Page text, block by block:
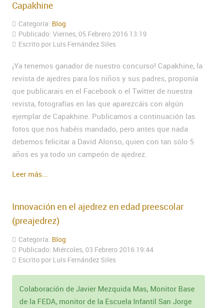
Capakhine
Categoría: Blog
Publicado: Viernes, 05 Febrero 2016 13:19
Escrito por Luís Fernández Siles
¡Ya tenemos ganador de nuestro concurso! Capakhine, la
revista de ajedres para los niños y sus padres, proponía
que publicarais en el Facebook o el Twitter de nuestra
revista, fotografías en las que aparezcáis con algún
ejemplar de Capakhine. Publicamos a continuación las
fotos que nos habéis mandado, pero antes que nada
debemos felicitar a David Alonso, quien con tan sólo 5
años es ya todo un campeón de ajedrez.
Leer más...
Innovación en el ajedrez en edad preescolar
(preajedrez)
Categoría: Blog
Publicado: Miércoles, 03 Febrero 2016 19:44
Escrito por Luís Fernández Siles
Colaboración de Javier Mezquida Mas, Monitor Base
de la FEDA, monitor de la Escuela Infantil San Jorge